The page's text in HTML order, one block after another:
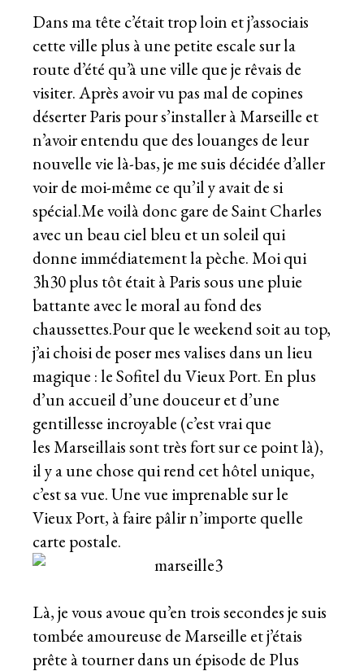
Dans ma tête c’était trop loin et j’associais
cette ville plus à une petite escale sur la
route d’été qu’à une ville que je rêvais de
visiter. Après avoir vu pas mal de copines
déserter Paris pour s’installer à Marseille et
n’avoir entendu que des louanges de leur
nouvelle vie là-bas, je me suis décidée d’aller
voir de moi-même ce qu’il y avait de si
spécial.Me voilà donc gare de Saint Charles
avec un beau ciel bleu et un soleil qui
donne immédiatement la pèche. Moiqui
3h30plus tôt était à Paris sous une pluie
battante avec le moral au fond des
chaussettes.Pour que le weekend soit au top,
j’ai choisi de poser mes valises dans un lieu
magique : le Sofitel du Vieux Port. En plus
d’un accueil d’une douceur et d’une
gentillesse incroyable (c’est vrai que
les Marseillais sont très fort sur ce point là),
il y a une chose qui rend cet hôtel unique,
c’est sa vue. Une vue imprenable sur le
Vieux Port, à faire pâlir n’importe quelle
carte postale.
Là, je vous avoue qu’en trois secondes je suis
tombée amoureuse de Marseille et j’étais
prête à tourner dans un épisode de Plus